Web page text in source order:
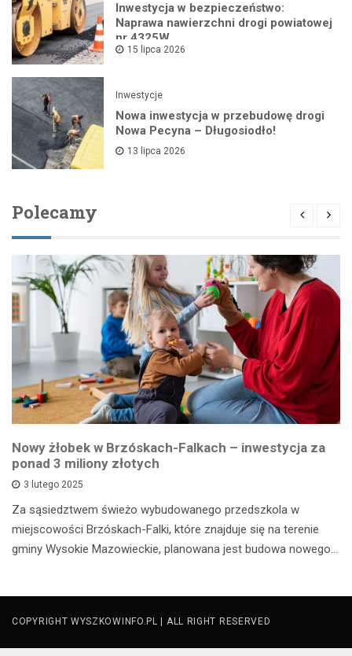
Inwestycja w bezpieczeństwo:
Naprawa nawierzchni drogi powiatowej
nr 4325W
15 lipca 2026
Inwestycje
Nowa inwestycja w przebudowę drogi
Nowa Pecyna – Długosiodło!
13 lipca 2026
Polecamy
Nowy żłobek w Brzóskach-Falkach – inwestycja za
ponad 3 miliony złotych
3 lutego 2025
Za sąsiedztwem świeżo wybudowanego przedszkola w
miejscowości Brzóskach-Falki, które znajduje się na terenie
gminy Wysokie Mazowieckie, planowana jest budowa nowego…
COPYRIGHT WYSZKOWINFO.PL | ALL RIGHT RESERVED